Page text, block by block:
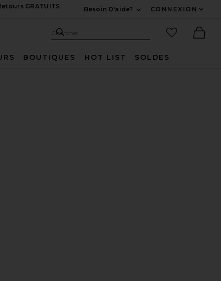
GRATUITS
Besoin D'aide?
CONNEXION
Recherche
Chercher
Articles
BOUTIQUES HOT LIST SOLDES